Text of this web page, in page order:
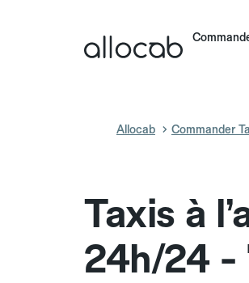
Allocab Commander
Taxis à
24h/24 -